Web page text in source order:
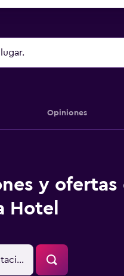
Opiniones
y ofertas
Hotel